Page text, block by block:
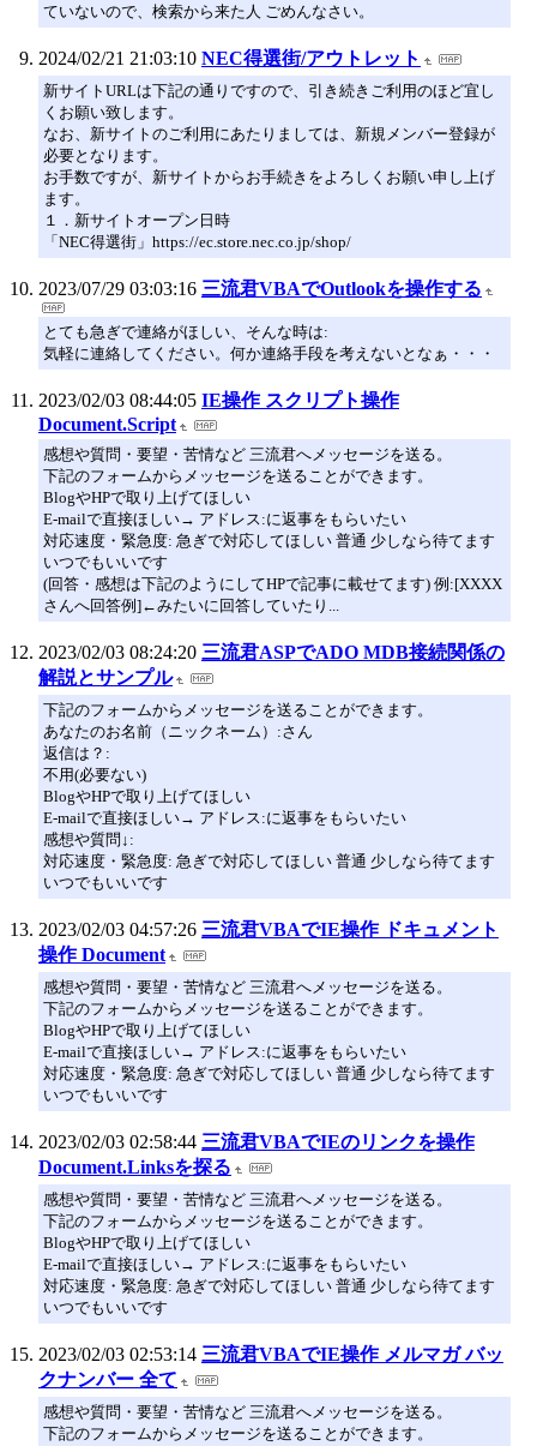
ていないので、検索から来た人 ごめんなさい。
2024/02/21 21:03:10 NEC得選街/アウトレット
新サイトURLは下記の通りですので、引き続きご利用のほど宜し
くお願い致します。
なお、新サイトのご利用にあたりましては、新規メンバー登録が
必要となります。
お手数ですが、新サイトからお手続きをよろしくお願い申し上げ
ます。
１．新サイトオープン日時
「NEC得選街」https://ec.store.nec.co.jp/shop/
2023/07/29 03:03:16 三流君VBAでOutlookを操作する
とても急ぎで連絡がほしい、そんな時は:
気軽に連絡してください。何か連絡手段を考えないとなぁ・・・
2023/02/03 08:44:05 IE操作 スクリプト操作
Document.Script
感想や質問・要望・苦情など 三流君へメッセージを送る。
下記のフォームからメッセージを送ることができます。
BlogやHPで取り上げてほしい
E-mailで直接ほしい→ アドレス:に返事をもらいたい
対応速度・緊急度: 急ぎで対応してほしい 普通 少しなら待てます
いつでもいいです
(回答・感想は下記のようにしてHPで記事に載せてます) 例:[XXXX
さんへ回答例]←みたいに回答していたり...
2023/02/03 08:24:20 三流君ASPでADO MDB接続関係の
解説とサンプル
下記のフォームからメッセージを送ることができます。
あなたのお名前（ニックネーム）:さん
返信は？:
不用(必要ない)
BlogやHPで取り上げてほしい
E-mailで直接ほしい→ アドレス:に返事をもらいたい
感想や質問↓:
対応速度・緊急度: 急ぎで対応してほしい 普通 少しなら待てます
いつでもいいです
2023/02/03 04:57:26 三流君VBAでIE操作 ドキュメント
操作 Document
感想や質問・要望・苦情など 三流君へメッセージを送る。
下記のフォームからメッセージを送ることができます。
BlogやHPで取り上げてほしい
E-mailで直接ほしい→ アドレス:に返事をもらいたい
対応速度・緊急度: 急ぎで対応してほしい 普通 少しなら待てます
いつでもいいです
2023/02/03 02:58:44 三流君VBAでIEのリンクを操作
Document.Linksを探る
感想や質問・要望・苦情など 三流君へメッセージを送る。
下記のフォームからメッセージを送ることができます。
BlogやHPで取り上げてほしい
E-mailで直接ほしい→ アドレス:に返事をもらいたい
対応速度・緊急度: 急ぎで対応してほしい 普通 少しなら待てます
いつでもいいです
2023/02/03 02:53:14 三流君VBAでIE操作 メルマガ バッ
クナンバー 全て
感想や質問・要望・苦情など 三流君へメッセージを送る。
下記のフォームからメッセージを送ることができます。